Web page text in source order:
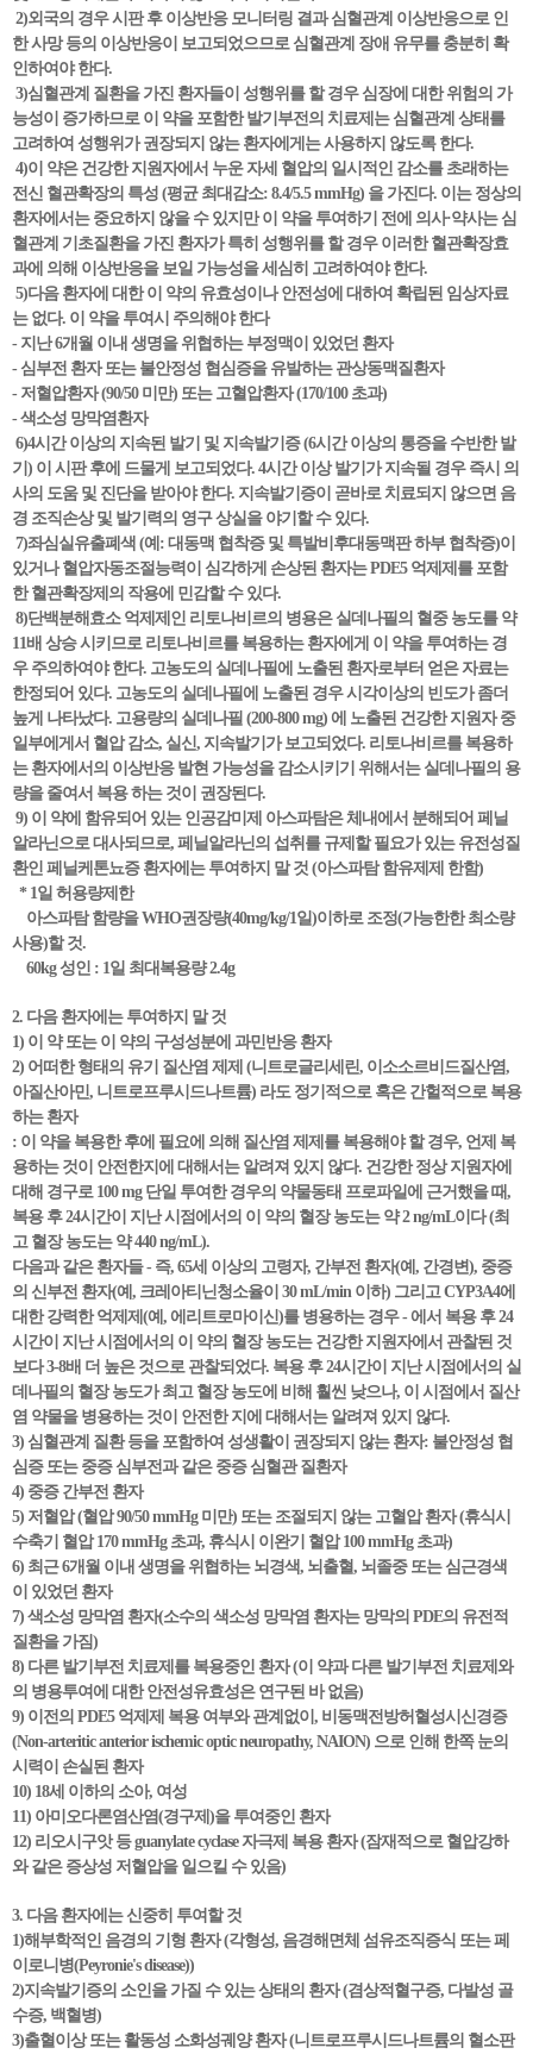
2)외국의 경우 시판 후 이상반응 모니터링 결과 심혈관계 이상반응으로 인
한 사망 등의 이상반응이 보고되었으므로 심혈관계 장애 유무를 충분히 확
인하여야 한다.
3)심혈관계 질환을 가진 환자들이 성행위를 할 경우 심장에 대한 위험의 가
능성이 증가하므로 이 약을 포함한 발기부전의 치료제는 심혈관계 상태를
고려하여 성행위가 권장되지 않는 환자에게는 사용하지 않도록 한다.
4)이 약은 건강한 지원자에서 누운 자세 혈압의 일시적인 감소를 초래하는
전신 혈관확장의 특성 (평균 최대감소: 8.4/5.5 mmHg) 을 가진다. 이는 정상의
환자에서는 중요하지 않을 수 있지만 이 약을 투여하기 전에 의사·약사는 심
혈관계 기초질환을 가진 환자가 특히 성행위를 할 경우 이러한 혈관확장효
과에 의해 이상반응을 보일 가능성을 세심히 고려하여야 한다.
5)다음 환자에 대한 이 약의 유효성이나 안전성에 대하여 확립된 임상자료
는 없다. 이 약을 투여시 주의해야 한다
- 지난 6개월 이내 생명을 위협하는 부정맥이 있었던 환자
- 심부전 환자 또는 불안정성 협심증을 유발하는 관상동맥질환자
- 저혈압환자 (90/50 미만) 또는 고혈압환자 (170/100 초과)
- 색소성 망막염환자
6)4시간 이상의 지속된 발기 및 지속발기증 (6시간 이상의 통증을 수반한 발
기) 이 시판 후에 드물게 보고되었다. 4시간 이상 발기가 지속될 경우 즉시 의
사의 도움 및 진단을 받아야 한다. 지속발기증이 곧바로 치료되지 않으면 음
경 조직손상 및 발기력의 영구 상실을 야기할 수 있다.
7)좌심실유출폐색 (예: 대동맥 협착증 및 특발비후대동맥판 하부 협착증)이
있거나 혈압자동조절능력이 심각하게 손상된 환자는 PDE5 억제제를 포함
한 혈관확장제의 작용에 민감할 수 있다.
8)단백분해효소 억제제인 리토나비르의 병용은 실데나필의 혈중 농도를 약
11배 상승 시키므로 리토나비르를 복용하는 환자에게 이 약을 투여하는 경
우 주의하여야 한다. 고농도의 실데나필에 노출된 환자로부터 얻은 자료는
한정되어 있다. 고농도의 실데나필에 노출된 경우 시각이상의 빈도가 좀더
높게 나타났다. 고용량의 실데나필 (200-800 mg) 에 노출된 건강한 지원자 중
일부에게서 혈압 감소, 실신, 지속발기가 보고되었다. 리토나비르를 복용하
는 환자에서의 이상반응 발현 가능성을 감소시키기 위해서는 실데나필의 용
량을 줄여서 복용 하는 것이 권장된다.
9) 이 약에 함유되어 있는 인공감미제 아스파탐은 체내에서 분해되어 페닐
알라닌으로 대사되므로, 페닐알라닌의 섭취를 규제할 필요가 있는 유전성질
환인 페닐케톤뇨증 환자에는 투여하지 말 것 (아스파탐 함유제제 한함)
* 1일 허용량제한
아스파탐 함량을 WHO권장량(40mg/kg/1일)이하로 조정(가능한한 최소량
사용)할 것.
60kg 성인 : 1일 최대복용량 2.4g
2. 다음 환자에는 투여하지 말 것
1) 이 약 또는 이 약의 구성성분에 과민반응 환자
2) 어떠한 형태의 유기 질산염 제제 (니트로글리세린, 이소소르비드질산염,
아질산아민, 니트로프루시드나트륨) 라도 정기적으로 혹은 간헐적으로 복용
하는 환자
: 이 약을 복용한 후에 필요에 의해 질산염 제제를 복용해야 할 경우, 언제 복
용하는 것이 안전한지에 대해서는 알려져 있지 않다. 건강한 정상 지원자에
대해 경구로 100 mg 단일 투여한 경우의 약물동태 프로파일에 근거했을 때,
복용 후 24시간이 지난 시점에서의 이 약의 혈장 농도는 약 2 ng/mL이다 (최
고 혈장 농도는 약 440 ng/mL).
다음과 같은 환자들 - 즉, 65세 이상의 고령자, 간부전 환자(예, 간경변), 중증
의 신부전 환자(예, 크레아티닌청소율이 30 mL/min 이하) 그리고 CYP3A4에
대한 강력한 억제제(예, 에리트로마이신)를 병용하는 경우 - 에서 복용 후 24
시간이 지난 시점에서의 이 약의 혈장 농도는 건강한 지원자에서 관찰된 것
보다 3-8배 더 높은 것으로 관찰되었다. 복용 후 24시간이 지난 시점에서의 실
데나필의 혈장 농도가 최고 혈장 농도에 비해 훨씬 낮으나, 이 시점에서 질산
염 약물을 병용하는 것이 안전한 지에 대해서는 알려져 있지 않다.
3) 심혈관계 질환 등을 포함하여 성생활이 권장되지 않는 환자: 불안정성 협
심증 또는 중증 심부전과 같은 중증 심혈관 질환자
4) 중증 간부전 환자
5) 저혈압 (혈압 90/50 mmHg 미만) 또는 조절되지 않는 고혈압 환자 (휴식시
수축기 혈압 170 mmHg 초과, 휴식시 이완기 혈압 100 mmHg 초과)
6) 최근 6개월 이내 생명을 위협하는 뇌경색, 뇌출혈, 뇌졸중 또는 심근경색
이 있었던 환자
7) 색소성 망막염 환자(소수의 색소성 망막염 환자는 망막의 PDE의 유전적
질환을 가짐)
8) 다른 발기부전 치료제를 복용중인 환자 (이 약과 다른 발기부전 치료제와
의 병용투여에 대한 안전성유효성은 연구된 바 없음)
9) 이전의 PDE5 억제제 복용 여부와 관계없이, 비동맥전방허혈성시신경증
(Non-arteritic anterior ischemic optic neuropathy, NAION) 으로 인해 한쪽 눈의
시력이 손실된 환자
10) 18세 이하의 소아, 여성
11) 아미오다론염산염(경구제)을 투여중인 환자
12) 리오시구앗 등 guanylate cyclase 자극제 복용 환자 (잠재적으로 혈압강하
와 같은 증상성 저혈압을 일으킬 수 있음)
3. 다음 환자에는 신중히 투여할 것
1)해부학적인 음경의 기형 환자 (각형성, 음경해면체 섬유조직증식 또는 페
이로니병(Peyronie's disease))
2)지속발기증의 소인을 가질 수 있는 상태의 환자 (겸상적혈구증, 다발성 골
수증, 백혈병)
3)출혈이상 또는 활동성 소화성궤양 환자 (니트로프루시드나트륨의 혈소판